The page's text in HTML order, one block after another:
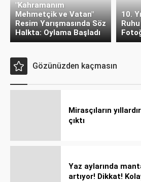
"Kahramanım
Mehmetçik ve Vatan"
Resim Yarışmasında Söz
Halkta: Oylama Başladı
10.
Gözünüzden kaçmasın
Mirasçıların
çıktı
Yaz aylarında
artıyor! Dikkat!